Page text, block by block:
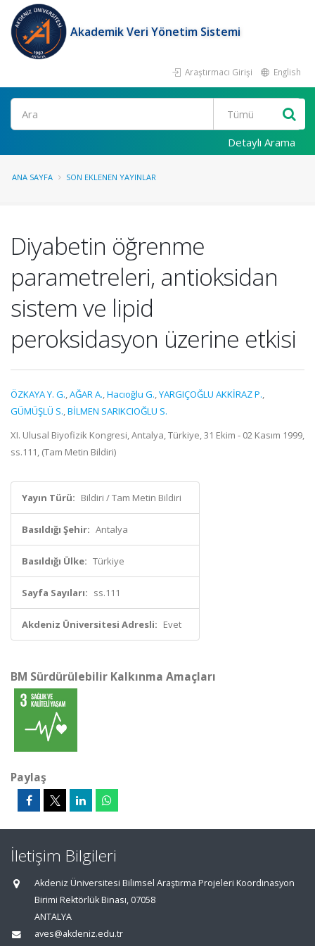
Akademik Veri Yönetim Sistemi
Araştırmacı Girişi English
Ara
Detaylı Arama
ANA SAYFA SON EKLENEN YAYINLAR
Diyabetin öğrenme
parametreleri, antioksidan
sistem ve lipid
peroksidasyon üzerine etkisi
ÖZKAYA Y. G.,AĞAR A.,Hacıoğlu G.,YARGIÇOĞLU AKKİRAZ P.,
GÜMÜŞLÜ S.,BİLMEN SARIKCIOĞLU S.
XI. Ulusal Biyofizik Kongresi, Antalya, Türkiye, 31 Ekim - 02 Kasım 1999,
ss.111, (Tam Metin Bildiri)
Yayın Türü: Bildiri / Tam Metin Bildiri
Basıldığı Şehir: Antalya
Basıldığı Ülke: Türkiye
Sayfa Sayıları: ss.111
Akdeniz Üniversitesi Adresli: Evet
BM Sürdürülebilir Kalkınma Amaçları
Paylaş
İletişim Bilgileri
Akdeniz Üniversitesi Bilimsel Araştırma Projeleri Koordinasyon
Birimi Rektörlük Binası, 07058
ANTALYA
aves@akdeniz.edu.tr